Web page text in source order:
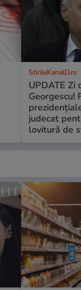
StirileKanalD.ro
UPDATE Zi
Georgescu!
judecat
lovitură de